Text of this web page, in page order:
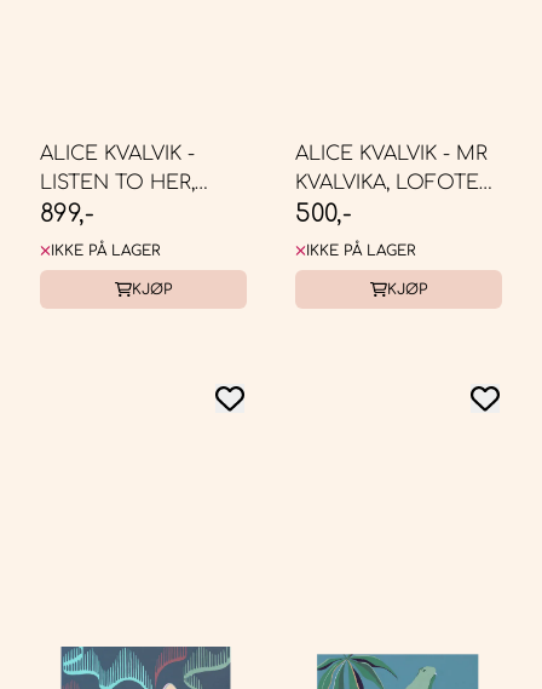
ALICE KVALVIK -
LISTEN TO HER,
40X40
899,-
IKKE PÅ LAGER
KJØP
ALICE KVALVIK - MR
KVALVIKA, LOFOTEN
, 40X40
500,-
IKKE PÅ LAGER
KJØP